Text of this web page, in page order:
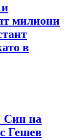
милиони
в
Син на
Гешев